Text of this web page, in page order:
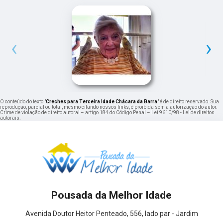
‹ ›
O conteúdo do texto "Creches para Terceira Idade Chácara da Barra" é de direito reservado. Sua
reprodução, parcial ou total, mesmo citando nossos links, é proibida sem a autorização do autor.
Crime de violação de direito autoral – artigo 184 do Código Penal – Lei 9610/98 - Lei de direitos
autorais.
Pousada da Melhor Idade
Avenida Doutor Heitor Penteado, 556, lado par - Jardim